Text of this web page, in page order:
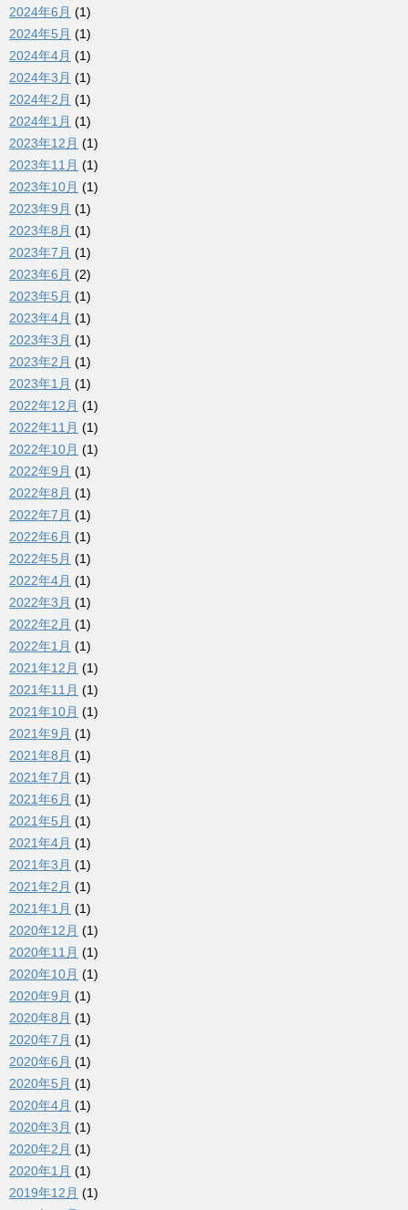
2024年6月 (1)
2024年5月 (1)
2024年4月 (1)
2024年3月 (1)
2024年2月 (1)
2024年1月 (1)
2023年12月 (1)
2023年11月 (1)
2023年10月 (1)
2023年9月 (1)
2023年8月 (1)
2023年7月 (1)
2023年6月 (2)
2023年5月 (1)
2023年4月 (1)
2023年3月 (1)
2023年2月 (1)
2023年1月 (1)
2022年12月 (1)
2022年11月 (1)
2022年10月 (1)
2022年9月 (1)
2022年8月 (1)
2022年7月 (1)
2022年6月 (1)
2022年5月 (1)
2022年4月 (1)
2022年3月 (1)
2022年2月 (1)
2022年1月 (1)
2021年12月 (1)
2021年11月 (1)
2021年10月 (1)
2021年9月 (1)
2021年8月 (1)
2021年7月 (1)
2021年6月 (1)
2021年5月 (1)
2021年4月 (1)
2021年3月 (1)
2021年2月 (1)
2021年1月 (1)
2020年12月 (1)
2020年11月 (1)
2020年10月 (1)
2020年9月 (1)
2020年8月 (1)
2020年7月 (1)
2020年6月 (1)
2020年5月 (1)
2020年4月 (1)
2020年3月 (1)
2020年2月 (1)
2020年1月 (1)
2019年12月 (1)